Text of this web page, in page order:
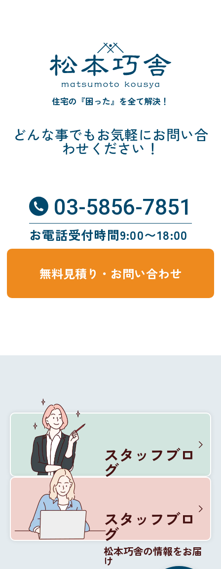
住宅の『困った』を全て解決！
どんな事でも お気軽にお問い合
わせください！
03-5856-7851
お電話受付時間9:00〜18:00
無料見積り・お問い合わせ
スタッフブロ
グ
スタッフブロ
グ
松本巧舎の情報をお届
け